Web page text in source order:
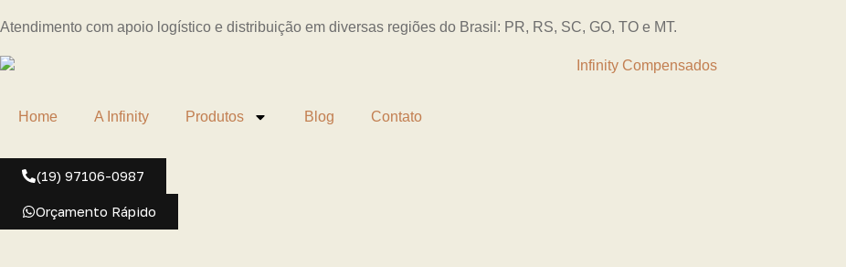
Atendimento com apoio logístico e distribuição em diversas regiões do Brasil: PR, RS, SC, GO, TO e MT.
Home A Infinity Produtos Blog Contato
(19) 97106-0987
Orçamento Rápido